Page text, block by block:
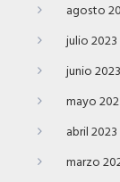
agosto
julio 2023
junio 2023
mayo
abril 2023
marzo